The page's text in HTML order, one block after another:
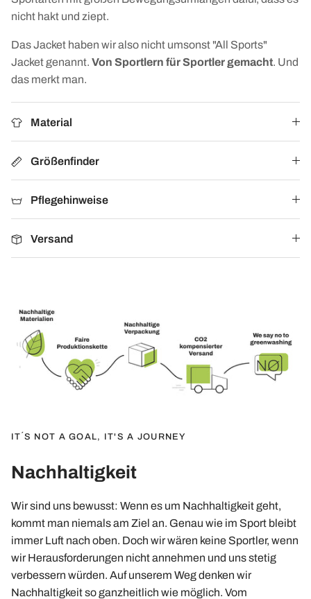
nicht hakt und ziept.
Das Jacket haben wir also nicht umsonst "All Sports"
Jacket genannt. Von Sportlern für Sportler gemacht. Und
das merkt man.
Material
Größenfinder
Pflegehinweise
Versand
IT´S NOT A GOAL, IT'S A JOURNEY
Nachhaltigkeit
Wir sind uns bewusst: Wenn es um Nachhaltigkeit geht,
kommt man niemals am Ziel an. Genau wie im Sport bleibt
immer Luft nach oben. Doch wir wären keine Sportler, wenn
wir Herausforderungen nicht annehmen und uns stetig
verbessern würden. Auf unserem Weg denken wir
Nachhaltigkeit so ganzheitlich wie möglich. Vom